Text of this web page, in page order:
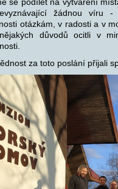
žádnou víru
otázkám, v radosti a v
důvodů ocitli v
za toto poslání přijali